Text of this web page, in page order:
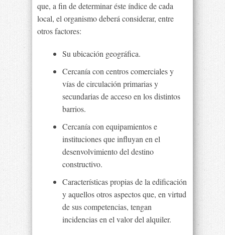
que, a fin de determinar éste índice de cada
local, el organismo deberá considerar, entre
otros factores:
Su ubicación geográfica.
Cercanía con centros comerciales y
vías de circulación primarias y
secundarias de acceso en los distintos
barrios.
Cercanía con equipamientos e
instituciones que influyan en el
desenvolvimiento del destino
constructivo.
Características propias de la edificación
y aquellos otros aspectos que, en virtud
de sus competencias, tengan
incidencias en el valor del alquiler.